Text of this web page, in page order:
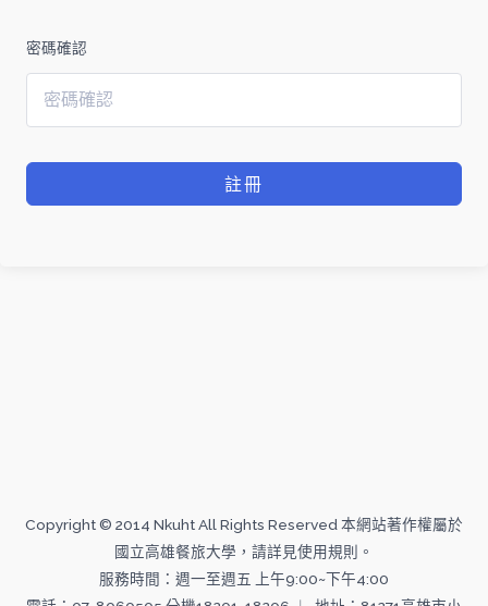
密碼確認
註冊
Copyright © 2014 Nkuht All Rights Reserved 本網站著作權屬於
國立高雄餐旅大學，請詳見使用規則。
服務時間：週一至週五 上午9:00~下午4:00